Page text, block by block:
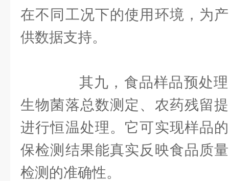
在不同工况下的使用环境，为
供数据支持。
其九，食品样品预处理
生物菌落总数测定、农药残留
进行恒温处理。它可实现样品
保检测结果能真实反映食品质
检测的准确性。